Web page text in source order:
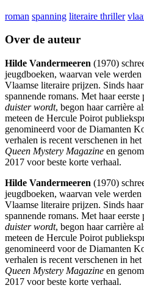
roman spanning literaire thriller
Over de auteur
Hilde Vandermeeren (1970)
jeugdboeken, waarvan vele
Vlaamse literaire prijzen. Sinds
spannende romans. Met haar
duister wordt, begon haar carrière
meteen de Hercule Poirot
genomineerd voor de Diamanten
verhalen is recent verschenen in
Queen Mystery Magazine en
2017 voor beste korte verhaal.
Hilde Vandermeeren (1970)
jeugdboeken, waarvan vele
Vlaamse literaire prijzen. Sinds
spannende romans. Met haar
duister wordt, begon haar carrière
meteen de Hercule Poirot
genomineerd voor de Diamanten
verhalen is recent verschenen in
Queen Mystery Magazine en
2017 voor beste korte verhaal.